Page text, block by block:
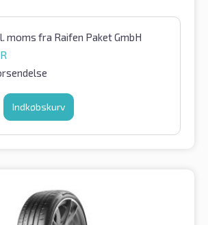
moms fra Raifen Paket GmbH
Indkøbskurv